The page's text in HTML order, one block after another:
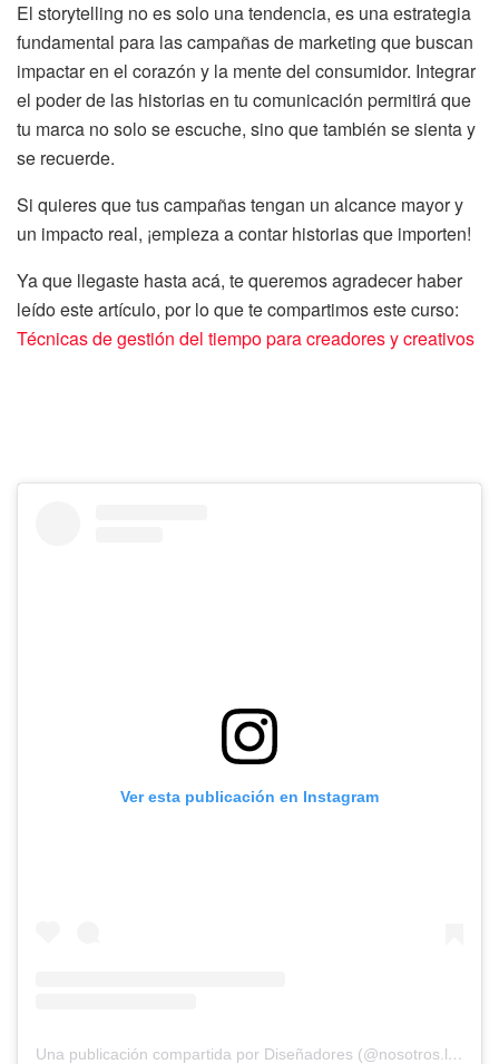
El storytelling no es solo una tendencia, es una estrategia
fundamental para las campañas de marketing que buscan
impactar en el corazón y la mente del consumidor. Integrar
el poder de las historias en tu comunicación permitirá que
tu marca no solo se escuche, sino que también se sienta y
se recuerde.
Si quieres que tus campañas tengan un alcance mayor y
un impacto real, ¡empieza a contar historias que importen!
Ya que llegaste hasta acá, te queremos agradecer haber
leído este artículo, por lo que te compartimos este curso:
Técnicas de gestión del tiempo para creadores y creativos
Ver esta publicación en Instagram
Una publicación compartida por Diseñadores (@nosotros.los.disenadores)